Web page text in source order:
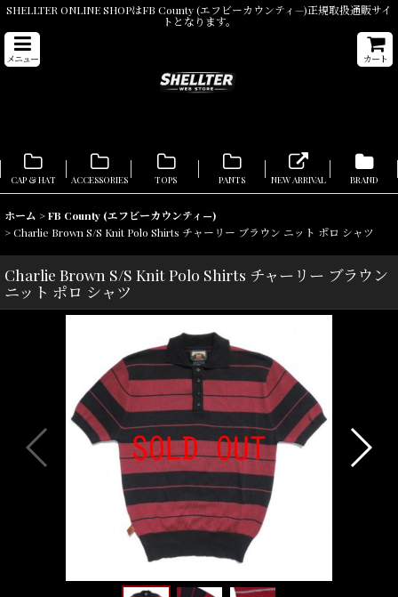
SHELLTER ONLINE SHOPはFB County (エフビーカウンティ—)正規取扱通販サイ
トとなります。
メニュー カート
CAP & HAT ACCESSORIES TOPS PANTS NEW ARRIVAL BRAND
ホーム >FB County (エフビーカウンティ—)
>Charlie Brown S/S Knit Polo Shirts チャーリー ブラウン ニット ポロ シャツ
Charlie Brown S/S Knit Polo Shirts チャーリー ブラウン
ニット ポロ シャツ